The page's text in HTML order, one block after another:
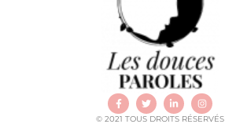
© 2021 TOUS DROITS RÉSERVÉS